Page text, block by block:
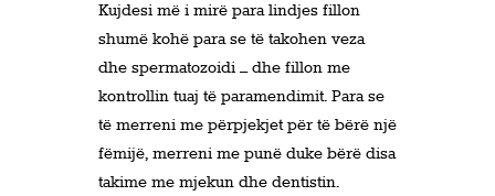
Kujdesi më i mirë para lindjes fillon
shumë kohë para se të takohen veza
dhe spermatozoidi – dhe fillon me
kontrollin tuaj të paramendimit. Para se
të merreni me përpjekjet për të bërë një
fëmijë, merreni me punë duke bërë disa
takime me mjekun dhe dentistin.